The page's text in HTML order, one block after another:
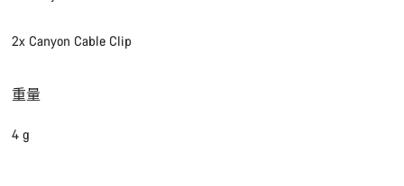
2x Canyon Cable Clip
重量
4 g